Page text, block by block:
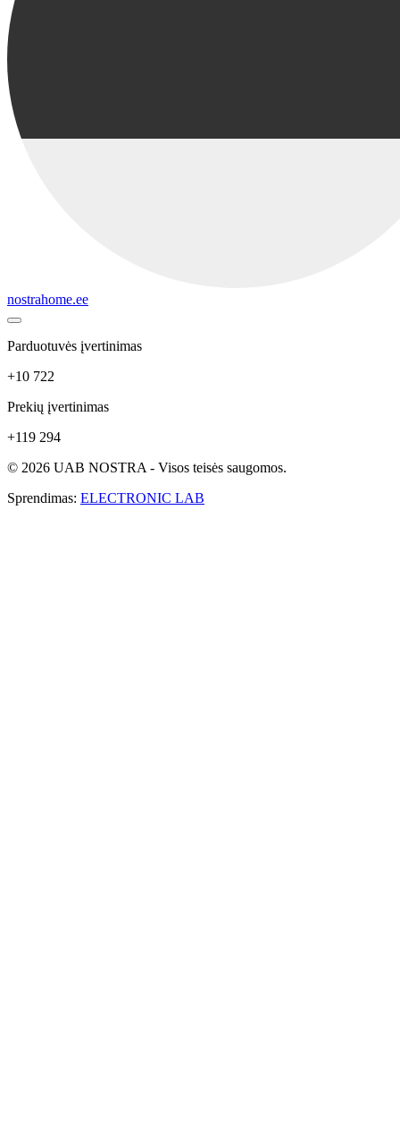
nostrahome.ee
Parduotuvės įvertinimas
+10 722
Prekių įvertinimas
+119 294
© 2026 UAB NOSTRA - Visos teisės saugomos.
Sprendimas: ELECTRONIC LAB